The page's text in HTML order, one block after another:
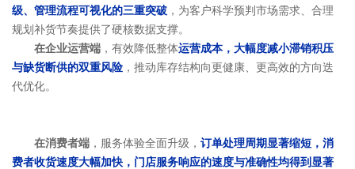
级、管理流程可视化的三重突破 ，为客户科学预判市场需求、合理
规划补货节奏提供了硬核数据支撑。
在企业运营端，有效降低整体运营成本，大幅度减小滞销积压
与缺货断供的双重风险 ，推动库存结构向更健康、更高效的方向迭
代优化。
在消费者端，服务体验全面升级， 订单处理周期显著缩短，消
费者收货速度大幅加快，门店服务响应的速度与准确性均得到显著